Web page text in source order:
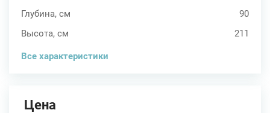
Глубина, см
90
Высота, см
211
Все характеристики
Цена